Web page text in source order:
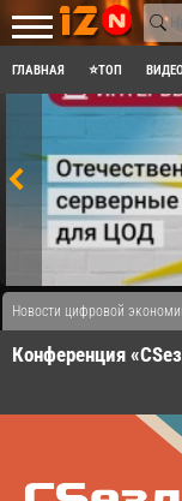
ГЛАВНАЯ ⭐ТОП ВИДЕО
Новости цифровой
Конференция